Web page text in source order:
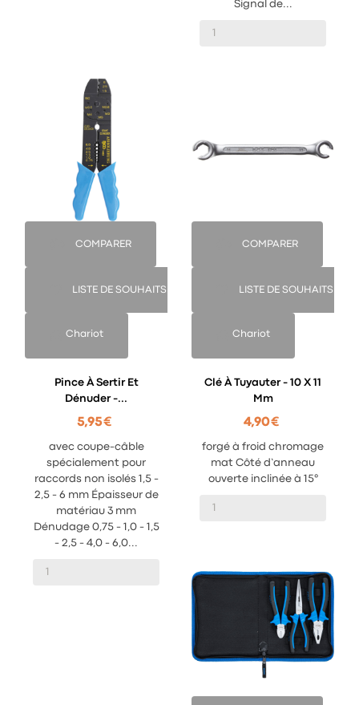
Signal de...
COMPARER
LISTE DE SOUHAITS
Chariot
Pince À Sertir Et
Dénuder -...
5,95 €
avec coupe-câble
spécialement pour
raccords non isolés 1,5 -
2,5 - 6 mm Épaisseur de
matériau 3 mm
Dénudage 0,75 - 1,0 - 1,5
- 2,5 - 4,0 - 6,0...
COMPARER
LISTE DE SOUHAITS
Chariot
Clé À Tuyauter - 10 X 11
Mm
4,90 €
forgé à froid chromage
mat Côté d’anneau
ouverte inclinée à 15°